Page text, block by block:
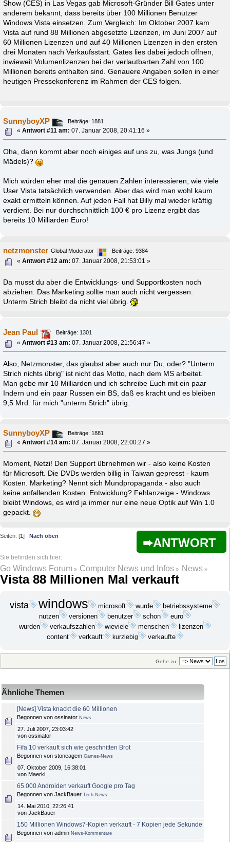
Show (CES) in Las Vegas gab Microsoft-Gründer Bill Gates unter
anderem bekannt, dass bereits über 100 Millionen Benutzer
Windows Vista einsetzen. Zum Vergleich: Im Oktober 2007 kam
Vista auf rund 88 Millionen abgesetzte Lizenzen, im Juni 2007 auf
60 Millionen Lizenzen und auf 40 Millionen Lizenzen in den ersten
drei Monaten nach Verkaufsstart. Gates lies dabei jedoch offnen,
inwieweit Volumenlizenzen bei der verlautbarten Zahl von 100
Millionen bereits enthalten sind. Genauere Angaben sollen in einer
heutigen Pressekonferenz im Rahmen der CES folgen.
SunnyboyXP
Beiträge: 1881
«Antwort #11 am: 07. Januar 2008, 20:41:16 »
Oha, dann kommt aber noch einiges auf uns zu, was Jungs (und
Mädels)?
Mich würden eher mal die genauen Zahlen interessieren, wie viele
User Vista tatsächlich verwenden. Aber das wird man wohl kaum
exakt ermitteln können. Auf jeden Fall hat Billy mal wieder kräftig
verdient. Bei nur durchschnittlich 100 € pro Lizenz ergibt das
bereits 10 Milliarden Euro!
netzmonster Global Moderator
Beiträge: 9384
«Antwort #12 am: 07. Januar 2008, 21:53:01 »
Da musst du aber die Entwicklungs- und Supportkosten noch
abziehen. Das Marketing sollte man auch nicht vergessen.
Unterm Strich bleibt da nicht viel übrig.
Jean Paul
Beiträge: 1301
«Antwort #13 am: 07. Januar 2008, 21:56:47 »
Also, Netzmonster, das glaubst aber auch nur Du, oder? "Unterm
Strich nichts übrig" ist nicht das Motto, nach dem MS arbeitet.
Man gebe mir 10 Milliarden und ich schreibe Euch mit ein paar
Indern und ein paar Russen ein BS, daß es kracht und es bleiben
9,5 Mrd. für mich "unterm Strich" übrig.
SunnyboyXP
Beiträge: 1881
«Antwort #14 am: 07. Januar 2008, 22:00:27 »
Moment, Netzi! Den Support übrnehmen wir - also keine Kosten
für Microsoft. Die DVDs werden billig in Taiwan gepresst - kaum
Kosten. Marketing? Nennt sich Mundpropaganda - also auch
keine anfallenden Kosten. Entwicklung? Fehlanzeige - Windows
bleibt Windows, es wird ja immer nur eine neue Optik auf Win 1.0
gepackt.
ANTWORT
Seiten: [1] Nach oben
Go Windows Forum » Computer News und Infos » News»
Vista 88 Millionen Mal verkauft
vista windows microsoft wurde
betriebssysteme
nutzen
versionen benutzer schon
euro
wurden
verkaufszahlen wieviele menschen
lizenzen
content
verkauft kurzlebig verkaufte
Gehe zu:
Ähnliche Themen
[News] Vista knackt die 60 Millionen
Begonnen von ossinator News
27. Juli 2007, 23:03:42
von ossinator
Fifa 10 verkauft sich wie geschnitten Brot
Begonnen von stoneagem Games-News
07. Oktober 2009, 16:38:01
von Maerki_
65.000 Androiden verkauft Google pro Tag
Begonnen von JackBauer Tech-News
14. Mai 2010, 22:26:41
von JackBauer
150 Millionen Windows7-Kopien verkauft - 7 Kopien jede Sekunde
Begonnen von admin News-Kommentare